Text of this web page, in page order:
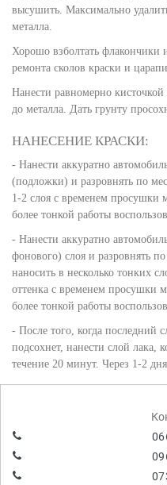
высушить. Максимально
металла.
Хорошо взболтать флакончики
ремонта сколов краски и
Нанести равномерно
до металла. Дать грунту
НАНЕСЕНИЕ КРАСКИ:
- Нанести аккуратно
(подложки) и разровнять по
1-2 слоя с временем
более тонкой работы
- Нанести аккуратно
фонового) слоя и разровнять
наносить в несколько тонких
оттенка с временем просушки
более тонкой работы
- После того, когда последний
подсохнет, нанести слой лака,
течение 20 минут. Через 1-2